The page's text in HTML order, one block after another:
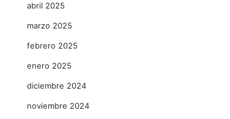
abril 2025
marzo 2025
febrero 2025
enero 2025
diciembre 2024
noviembre 2024